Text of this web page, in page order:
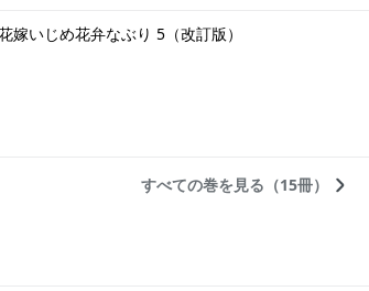
嫁いじめ花弁なぶり 5（改訂版）
すべての巻を見る（15冊）